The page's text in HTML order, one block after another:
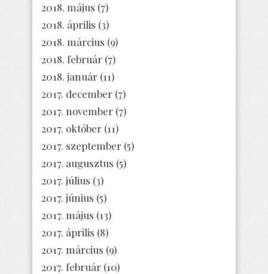
2018. május (7)
2018. április (3)
2018. március (9)
2018. február (7)
2018. január (11)
2017. december (7)
2017. november (7)
2017. október (11)
2017. szeptember (5)
2017. augusztus (5)
2017. július (3)
2017. június (5)
2017. május (13)
2017. április (8)
2017. március (9)
2017. február (10)